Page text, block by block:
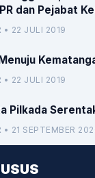
dan Pejabat
• 22 JULI 2019
• 22 JULI 2019
Pilkada
• 21 SEPTEMBER